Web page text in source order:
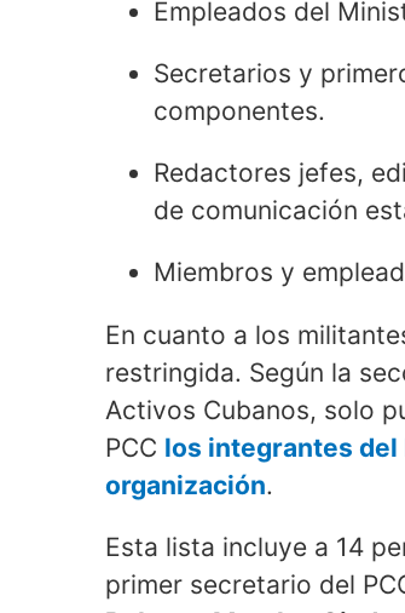
Empleados del
Secretarios y
componentes.
Redactores jefes,
de comunicación
Miembros y
En cuanto a los
restringida. Según la
Activos Cubanos, solo
PCC los integrantes del
organización.
Esta lista incluye a 14
primer secretario del